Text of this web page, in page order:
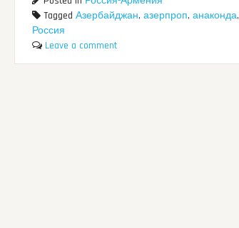
Tagged Азербайджан, азерпроп, анаконда,
Россия
Leave a comment